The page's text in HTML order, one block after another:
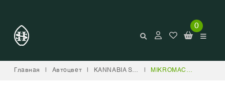
0
Главная Автоцвет KANNABIA SEED COMPANY MIKROMACHINE AUTO